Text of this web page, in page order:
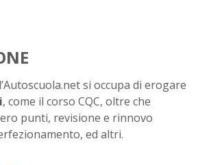
si occupa di erogare
, come il corso CQC, oltre che
punti, revisione e rinnovo
ed altri.